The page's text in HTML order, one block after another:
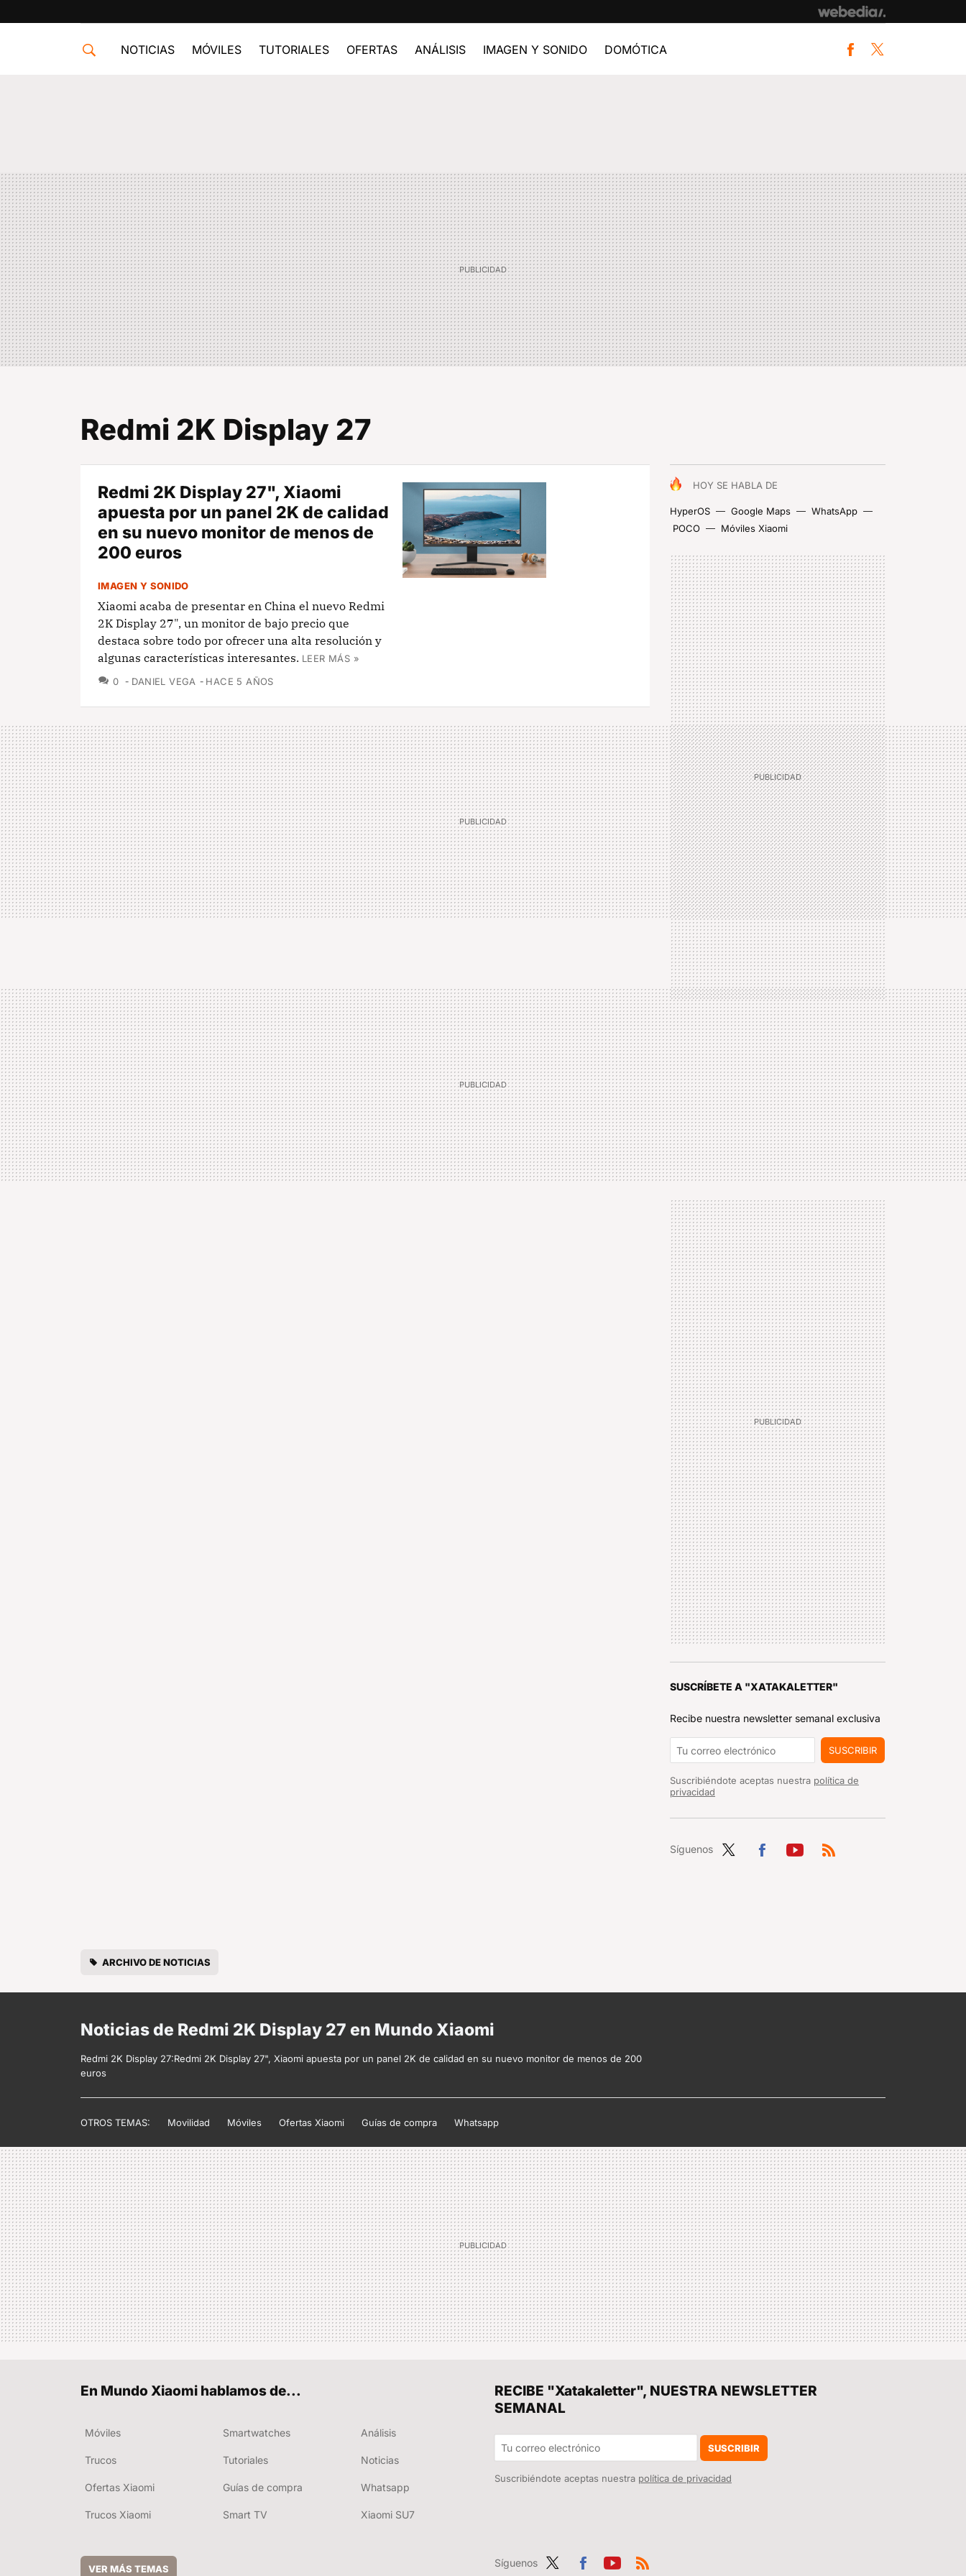
NOTICIAS MÓVILES TUTORIALES OFERTAS ANÁLISIS IMAGEN Y SONIDO DOMÓTICA Facebook
Redmi 2K Display 27
HOY SE HABLA DE
HyperOS Google Maps
WhatsApp
POCO
Móviles Xiaomi
Redmi 2K Display 27", Xiaomi
apuesta por un panel 2K de calidad
en su nuevo monitor de menos de
200 euros
IMAGEN Y SONIDO
Xiaomi acaba de presentar en China el nuevo Redmi
2K Display 27", un monitor de bajo precio que
destaca sobre todo por ofrecer una alta resolución y
algunas características interesantes. LEER MÁS »
0 COMENTARIOS
DANIEL VEGA HACE 5 AÑOS
SUSCRÍBETE A "XATAKALETTER"
Recibe nuestra newsletter semanal exclusiva
SUSCRIBIR
Suscribiéndote aceptas nuestra política de
privacidad
Síguenos
ARCHIVO DE NOTICIAS
Noticias de Redmi 2K Display 27 en Mundo Xiaomi
Redmi 2K Display 27:Redmi 2K Display 27", Xiaomi apuesta por un panel 2K de calidad en su nuevo monitor de menos de 200
euros
OTROS TEMAS: Movilidad Móviles Ofertas Xiaomi Guías de compra Whatsapp
RECIBE "Xatakaletter", NUESTRA NEWSLETTER
SEMANAL
SUSCRIBIR
Suscribiéndote aceptas nuestra política de privacidad
Síguenos
En Mundo Xiaomi hablamos de...
Móviles Smartwatches Análisis
Trucos Tutoriales Noticias
Ofertas Xiaomi Guías de compra Whatsapp
Trucos Xiaomi Smart TV Xiaomi SU7
VER MÁS TEMAS